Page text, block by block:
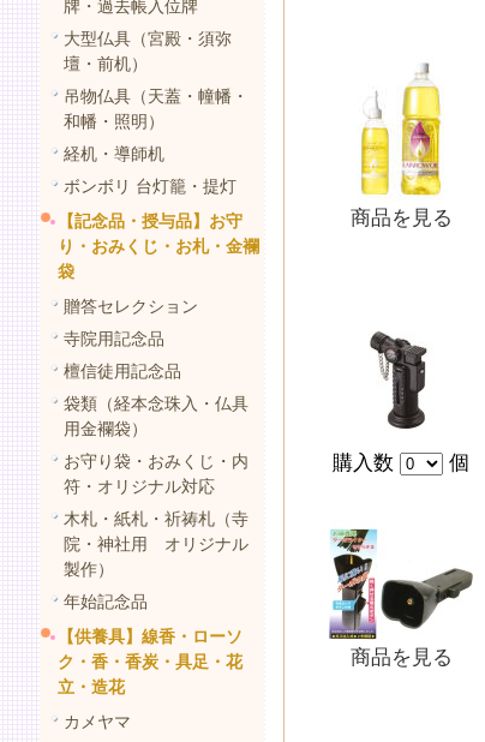
牌・過去帳入位牌
大型仏具（宮殿・須弥
壇・前机）
吊物仏具（天蓋・幢幡・
和幡・照明）
経机・導師机
ボンボリ 台灯籠・提灯
【記念品・授与品】お守
り・おみくじ・お札・金襴
袋
贈答セレクション
寺院用記念品
檀信徒用記念品
袋類（経本念珠入・仏具
用金襴袋）
お守り袋・おみくじ・内
符・オリジナル対応
木札・紙札・祈祷札（寺
院・神社用 オリジナル
製作）
年始記念品
【供養具】線香・ローソ
ク・香・香炭・具足・花
立・造花
カメヤマ
商品を見る
購入数 個
商品を見る